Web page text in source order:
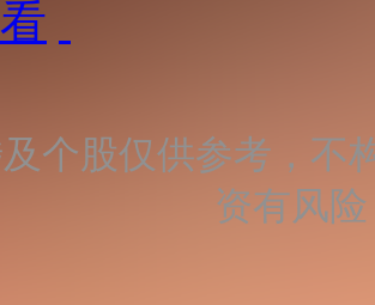
个股仅供参考，不
资有风